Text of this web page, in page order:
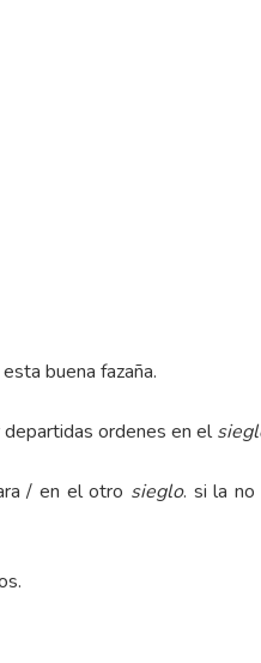
buena fazaña.
ordenes en el
/ en el otro sieglo. si la